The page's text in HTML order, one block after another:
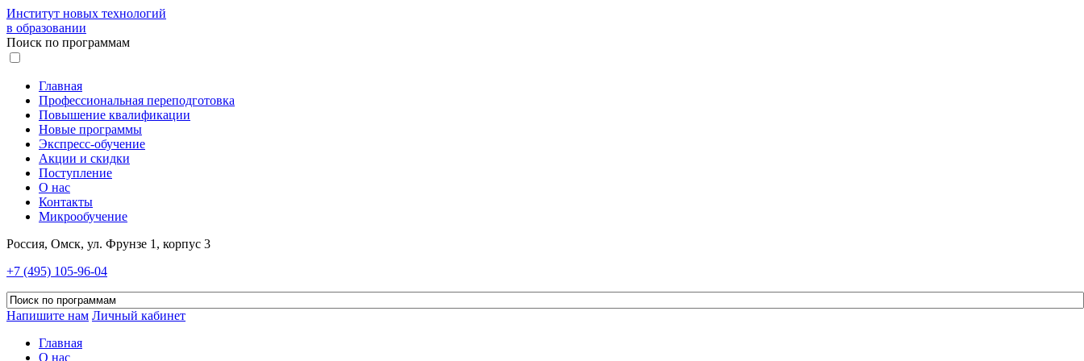
Институт новых технологий
в образовании
Поиск по программам
Главная
Профессиональная переподготовка
Повышение квалификации
Новые программы
Экспресс-обучение
Акции и скидки
Поступление
О нас
Контакты
Микрообучение
Россия, Омск, ул. Фрунзе 1, корпус 3
+7 (495) 105-96-04
Напишите нам Личный кабинет
Главная
О нас